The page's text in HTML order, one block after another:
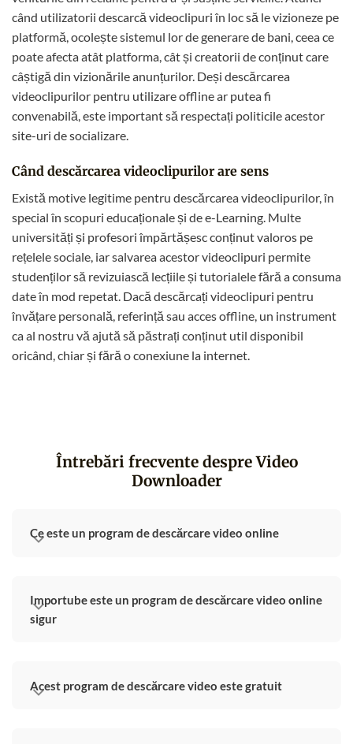
când utilizatorii descarcă videoclipuri în loc să le vizioneze pe
platformă, ocolește sistemul lor de generare de bani, ceea ce
poate afecta atât platforma, cât și creatorii de conținut care
câștigă din vizionările anunțurilor. Deși descărcarea
videoclipurilor pentru utilizare offline ar putea fi
convenabilă, este important să respectați politicile acestor
site-uri de socializare.
Când descărcarea videoclipurilor are sens
Există motive legitime pentru descărcarea videoclipurilor, în
special în scopuri educaționale și de e-Learning. Multe
universități și profesori împărtășesc conținut valoros pe
rețelele sociale, iar salvarea acestor videoclipuri permite
studenților să revizuiască lecțiile și tutorialele fără a consuma
date în mod repetat. Dacă descărcați videoclipuri pentru
învățare personală, referință sau acces offline, un instrument
ca al nostru vă ajută să păstrați conținut util disponibil
oricând, chiar și fără o conexiune la internet.
Întrebări frecvente despre Video
Downloader
Ce este un program de descărcare video online
Importube este un program de descărcare video online
sigur
Acest program de descărcare video este gratuit